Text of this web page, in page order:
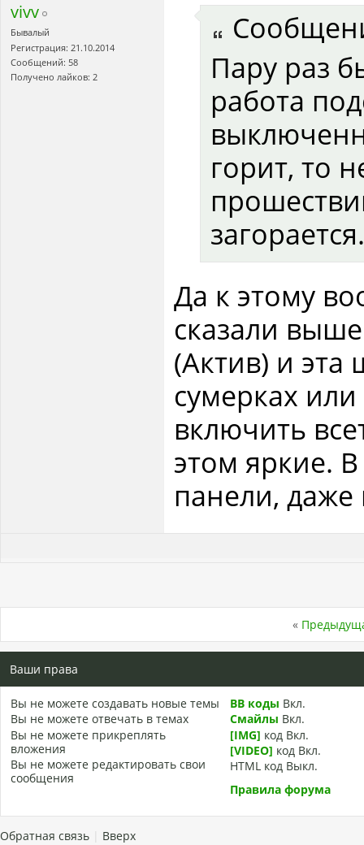
vivv
Бывалый
Регистрация: 21.10.2014
Сообщений: 58
Получено лайков: 2
Пару раз
работа
горит, то
загорается.
Да к этому
сказали
(Актив) и
сумерках
включить
этом яркие.
панели,
«
Ваши права
Вы не можете создавать новые темы
Вы не можете отвечать в темах
Вы не можете прикреплять
вложения
Вы не можете редактировать свои
сообщения
BB коды Вкл.
Смайлы Вкл.
[IMG] код Вкл.
[VIDEO] код Вкл.
HTML код Выкл.
Правила форума
Обратная связь Вверх